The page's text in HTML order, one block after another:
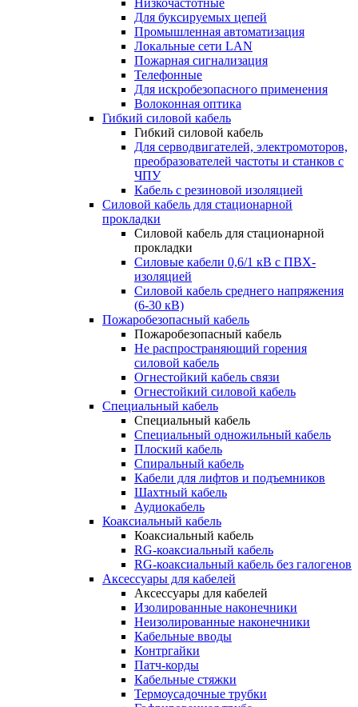
Низкочастотные
Для буксируемых цепей
Промышленная автоматизация
Локальные сети LAN
Пожарная сигнализация
Телефонные
Для искробезопасного применения
Волоконная оптика
Гибкий силовой кабель
Гибкий силовой кабель
Для серводвигателей, электромоторов,
преобразователей частоты и станков с
ЧПУ
Кабель с резиновой изоляцией
Силовой кабель для стационарной
прокладки
Силовой кабель для стационарной
прокладки
Силовые кабели 0,6/1 кВ с ПВХ-
изоляцией
Силовой кабель среднего напряжения
(6-30 кВ)
Пожаробезопасный кабель
Пожаробезопасный кабель
Не распространяющий горения
силовой кабель
Огнестойкий кабель связи
Огнестойкий силовой кабель
Специальный кабель
Специальный кабель
Специальный одножильный кабель
Плоский кабель
Спиральный кабель
Кабели для лифтов и подъемников
Шахтный кабель
Аудиокабель
Коаксиальный кабель
Коаксиальный кабель
RG-коаксиальный кабель
RG-коаксиальный кабель без галогенов
Аксессуары для кабелей
Аксессуары для кабелей
Изолированные наконечники
Неизолированные наконечники
Кабельные вводы
Контргайки
Патч-корды
Кабельные стяжки
Термоусадочные трубки